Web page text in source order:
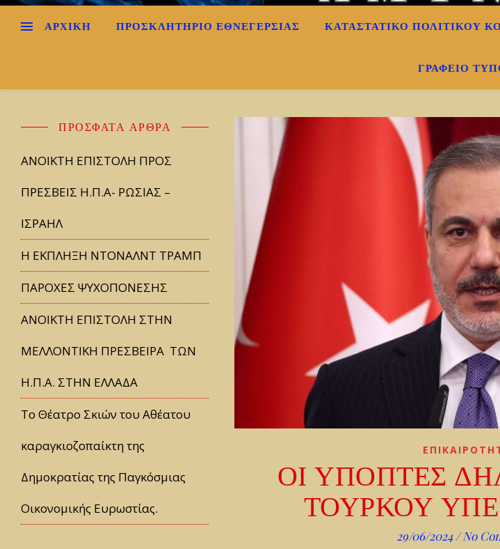
ΑΡΧΙΚΉ ΠΡΟΣΚΛΗΤΗΡΙΟ ΕΘΝΕΓΕΡΣΙΑΣ ΚΑΤΑΣΤΑΤΙΚΟ ΠΟΛΙΤΙΚΟΎ
ΓΡΑΦΕΊΟ
ΠΡΌΣΦΑΤΑ ΆΡΘΡΑ
ΑΝΟΙΚΤΗ ΕΠΙΣΤΟΛΗ ΠΡΟΣ
ΠΡΕΣΒΕΙΣ Η.Π.Α- ΡΩΣΙΑΣ –
ΙΣΡΑΗΛ
Η ΕΚΠΛΗΞΗ ΝΤΟΝΑΛΝΤ ΤΡΑΜΠ
ΠΑΡΟΧΕΣ ΨΥΧΟΠΟΝΕΣΗΣ
ΑΝΟΙΚΤΗ ΕΠΙΣΤΟΛΗ ΣΤΗΝ
ΜΕΛΛΟΝΤΙΚΗ ΠΡΕΣΒΕΙΡΑ ΤΩΝ
Η.Π.Α. ΣΤΗΝ ΕΛΛΑΔΑ
Tο Θέατρο Σκιών του Αθέατου
καραγκιοζοπαίκτη της
Δημοκρατίας της Παγκόσμιας
Οικονομικής Ευρωστίας.
ΟΙ ΥΠΟΠΤΕΣ
ΤΟΥΡΚΟΥ
29/06/2024 / No